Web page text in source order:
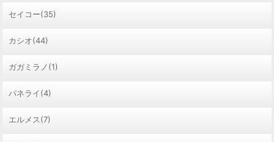
セイコー(35)
カシオ(44)
ガガミラノ(1)
パネライ(4)
エルメス(7)